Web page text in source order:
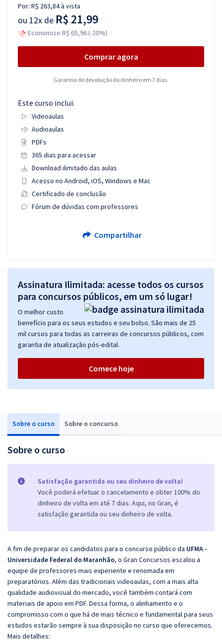
Sobre o curso Sobre o concurso
Sobre o curso
Satisfação garantida ou seu dinheiro de volta!
Você poderá efetuar o cancelamento e obter 100% do
dinheiro de volta em até 7 dias. Aqui, no Gran, é
satisfação garantida ou seu dinheiro de volta.
A fim de preparar os candidatos para o concurso público da UFMA -
Universidade Federal do Maranhão, o Gran Concursos escalou a
equipe de professores mais experiente e renomada em
preparatórios. Além das tradicionais videoaulas, com a mais alta
qualidade audiovisual do mercado, você também contará com
materiais de apoio em PDF. Dessa forma, o alinhamento e o
compromisso com o que há de mais técnico e fundamental para seus
estudos estarão sempre à sua disposição no curso que oferecemos.
Mais detalhes:
Por: R$ 263,84à vista
ou 12x de R$ 21,99
Economize R$ 65,96 (-20%)
Comprar agora
Garantia de devolução do dinheiro em 7 dias.
Este curso inclui:
Videoaulas
Audioaulas
PDFs
365 dias para acessar
Download ilimitado das aulas
Acesso no Android, iOS, Windows e Mac
Certificado de conclusão
Fórum de dúvidas com professores
Compartilhar
Assinatura Ilimitada: acesse todos os cursos
para concursos públicos, em um só lugar!
O melhor custo
benefício para os seus estudos e seu bolso. São mais de 25
mil cursos para todas as carreiras de concursos públicos, com
garantia de atualização pós-edital.
Comece hoje